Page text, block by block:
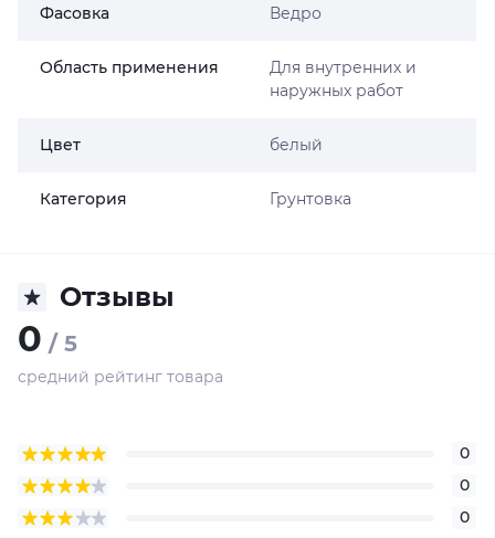
Фасовка Ведро
Область применения
Для внутренних и
наружных работ
Цвет белый
Категория Грунтовка
Отзывы
0 / 5
средний рейтинг товара
0
0
0